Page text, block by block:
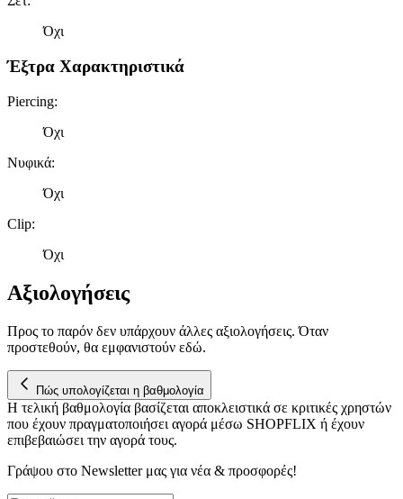
μας και την ανάπτυξη προϊόντων. Επίσης, κοινοποιούμε
πληροφορίες σχετικά με την από μέρους σας χρήση της
τοποθεσίας μας στους συνεργάτες μέσων κοινωνικής
Όχι
Έξτρα Χαρακτηριστικά
Piercing:
Όχι
Νυφικά:
Όχι
Clip:
Όχι
Αξιολογήσεις
Προς το παρόν δεν υπάρχουν άλλες αξιολογήσεις. Όταν
προστεθούν, θα εμφανιστούν εδώ.
Πώς υπολογίζεται η βαθμολογία
Η τελική βαθμολογία βασίζεται αποκλειστικά σε κριτικές χρηστών
που έχουν πραγματοποιήσει αγορά μέσω SHOPFLIX ή έχουν
επιβεβαιώσει την αγορά τους.
Γράψου στο Νewsletter μας για νέα & προσφορές!